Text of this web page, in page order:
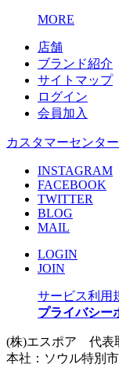
MORE
店舗
ブランド紹介
サイトマップ
ログイン
会員加入
カスタマーセンター
INSTAGRAM
FACEBOOK
TWITTER
BLOG
MAIL
LOGIN
JOIN
サービス利用
プライバシー
(株)エスポア 代表
本社：ソウル特別